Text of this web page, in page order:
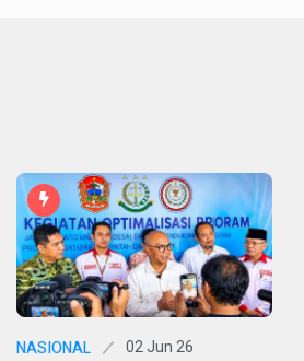
NASIONAL 02 Jun 26